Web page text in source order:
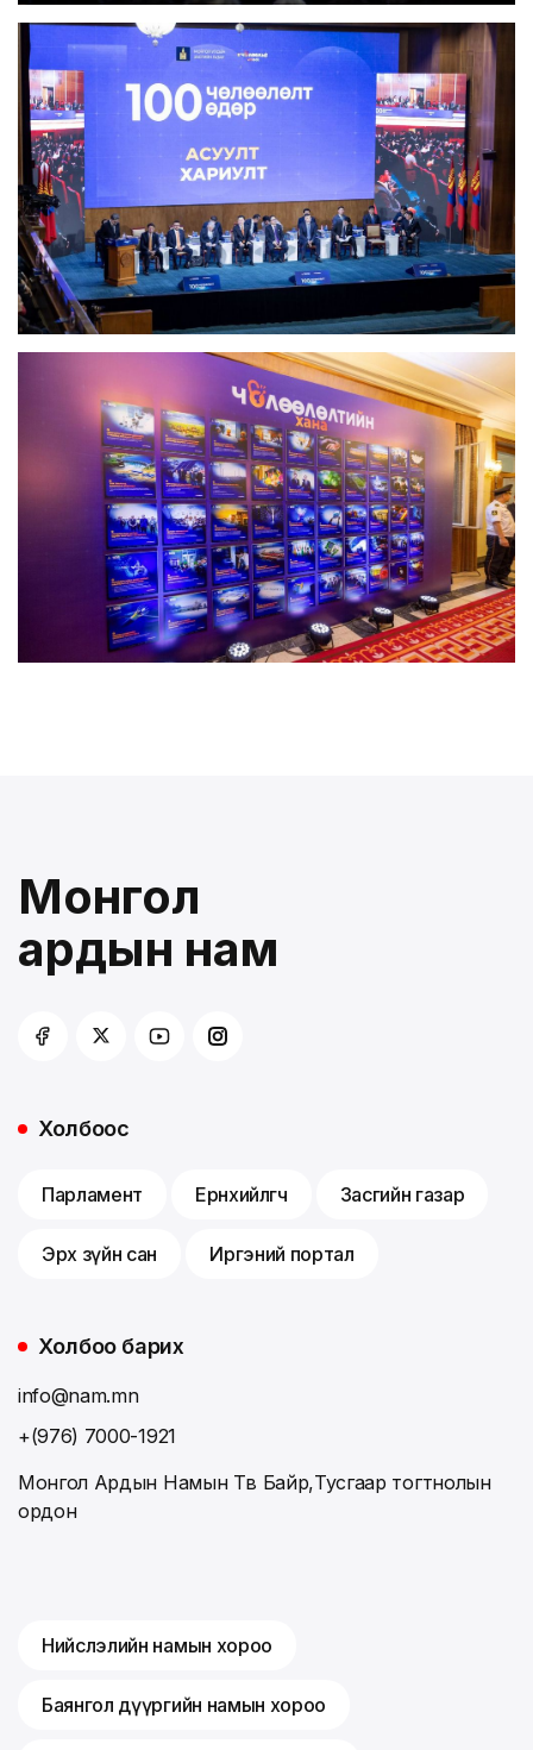
Монгол
ардын нам
Холбоос
Парламент Ерөнхийлөгч Засгийн газар
Эрх зүйн сан Иргэний портал
Холбоо барих
info@nam.mn
+(976) 7000-1921
Монгол Ардын Намын Төв Байр,Тусгаар тогтнолын
ордон
Нийслэлийн намын хороо
Баянгол дүүргийн намын хороо